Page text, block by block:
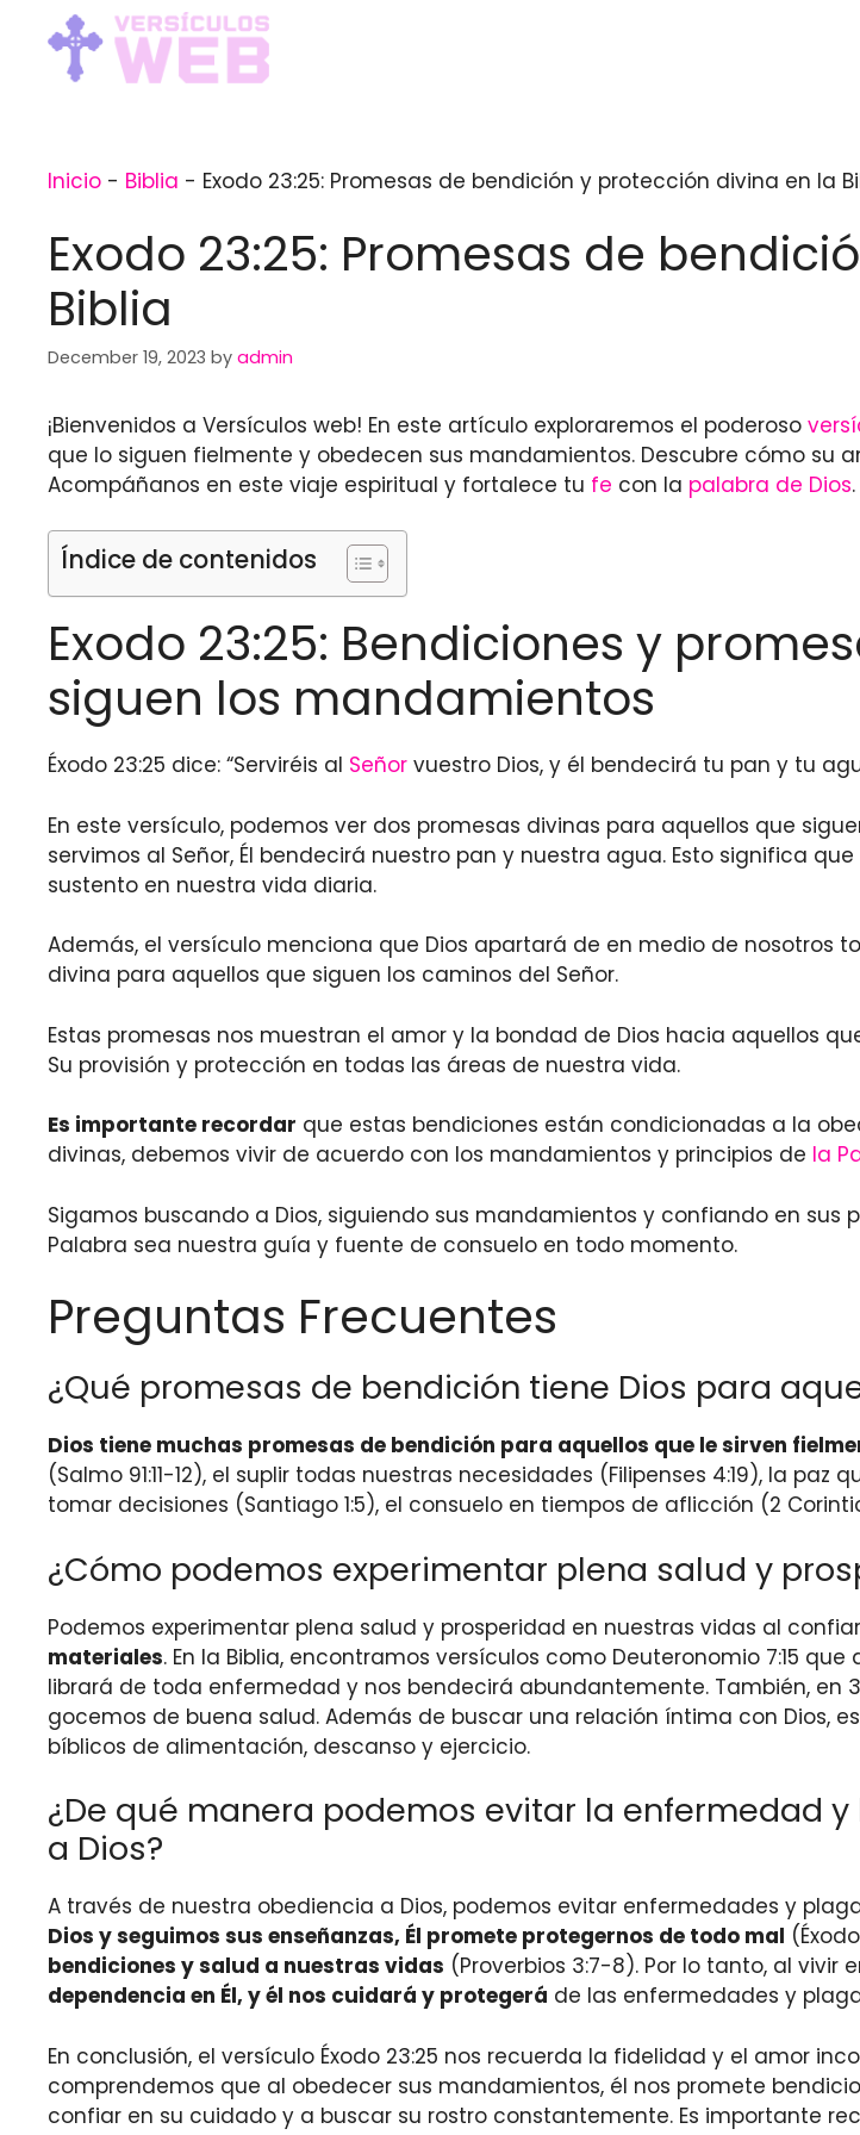
content
Inicio - Biblia - Exodo 23:25: Promesas de bendición y protección divina en la
Exodo 23:25: Promesas de
Biblia
December 19, 2023 by admin
¡Bienvenidos a Versículos web! En este artículo exploraremos el poderoso
que lo siguen fielmente y obedecen sus mandamientos. Descubre cómo su
Acompáñanos en este viaje espiritual y fortalece tu fe con la palabra de Dios
Índice de contenidos
Exodo 23:25: Bendiciones y
siguen los mandamientos
Éxodo 23:25 dice: “Serviréis al Señor vuestro Dios, y él bendecirá tu pan y tu
En este versículo, podemos ver dos promesas divinas para aquellos que
servimos al Señor, Él bendecirá nuestro pan y nuestra agua. Esto significa
sustento en nuestra vida diaria.
Además, el versículo menciona que Dios apartará de en medio de nosotros
divina para aquellos que siguen los caminos del Señor.
Estas promesas nos muestran el amor y la bondad de Dios hacia aquellos
Su provisión y protección en todas las áreas de nuestra vida.
Es importante recordar que estas bendiciones están condicionadas a la
divinas, debemos vivir de acuerdo con los mandamientos y principios de la
Sigamos buscando a Dios, siguiendo sus mandamientos y confiando en sus
Palabra sea nuestra guía y fuente de consuelo en todo momento.
Preguntas Frecuentes
¿Qué promesas de bendición tiene Dios para
Dios tiene muchas promesas de bendición para aquellos que le sirven
(Salmo 91:11-12), el suplir todas nuestras necesidades (Filipenses 4:19), la
tomar decisiones (Santiago 1:5), el consuelo en tiempos de aflicción (2
¿Cómo podemos experimentar plena salud y
Podemos experimentar plena salud y prosperidad en nuestras vidas al
materiales. En la Biblia, encontramos versículos como Deuteronomio 7:15
librará de toda enfermedad y nos bendecirá abundantemente. También, en 3
gocemos de buena salud. Además de buscar una relación íntima con Dios,
bíblicos de alimentación, descanso y ejercicio.
¿De qué manera podemos evitar la enfermedad
a Dios?
A través de nuestra obediencia a Dios, podemos evitar enfermedades y
Dios y seguimos sus enseñanzas, Él promete protegernos de todo mal
bendiciones y salud a nuestras vidas (Proverbios 3:7-8). Por lo tanto, al vivir
dependencia en Él, y él nos cuidará y protegerá de las enfermedades y
En conclusión, el versículo Éxodo 23:25 nos recuerda la fidelidad y el amor
comprendemos que al obedecer sus mandamientos, él nos promete
confiar en su cuidado y a buscar su rostro constantemente. Es importante